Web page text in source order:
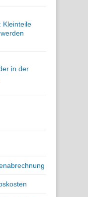
Kleinteile
in der